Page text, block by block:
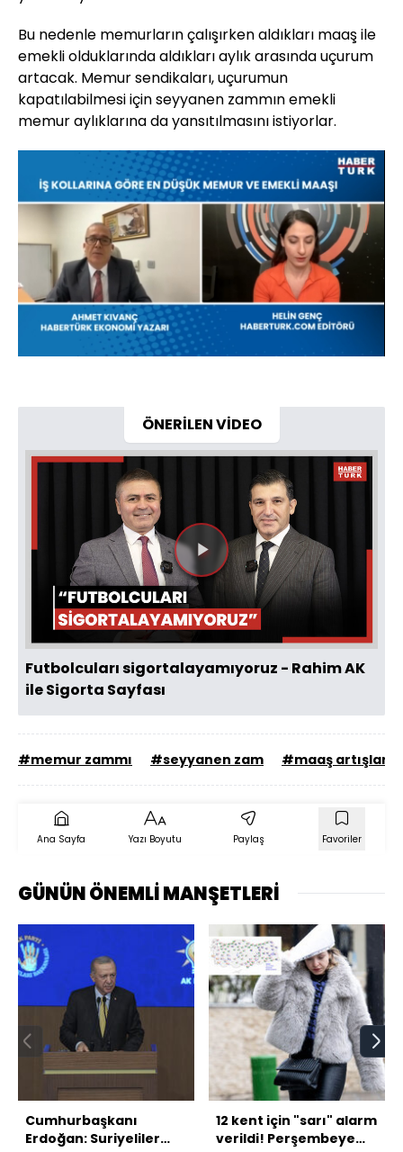
Bu nedenle memurların çalışırken aldıkları maaş ile
emekli olduklarında aldıkları aylık arasında uçurum
artacak. Memur sendikaları, uçurumun
kapatılabilmesi için seyyanen zammın emekli
memur aylıklarına da yansıtılmasını istiyorlar.
Aç
Yüklendi:
16.14%
Hızı
ÖNERİLEN VİDEO
Videoyu
Oynat
Futbolcuları sigortalayamıyoruz - Rahim AK
ile Sigorta Sayfası
#memur zammı #seyyanen zam #maaş artışları
Ana Sayfa Yazı Boyutu Paylaş Favoriler
GÜNÜN ÖNEMLİ MANŞETLERİ
Cumhurbaşkanı
Erdoğan: Suriyeliler
12 kent için "sarı" alarm
verildi! Perşembeye